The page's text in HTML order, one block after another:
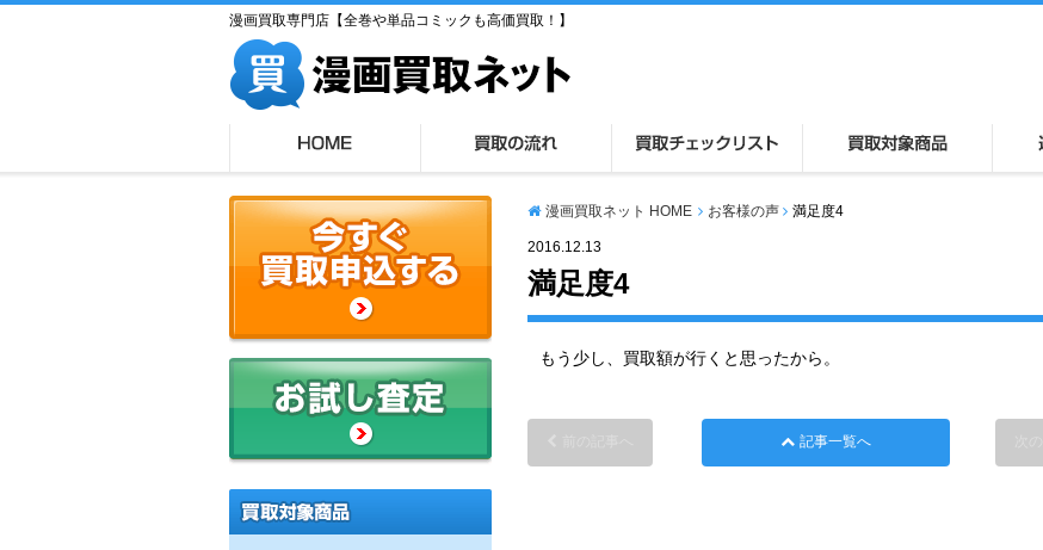
漫画買取専門店【全巻や単品コミックも高価買取！】
漫画買取ネット HOME お客様の声 満足度4
2016.12.13
満足度4
もう少し、買取額が行くと思ったから。
記事一覧へ